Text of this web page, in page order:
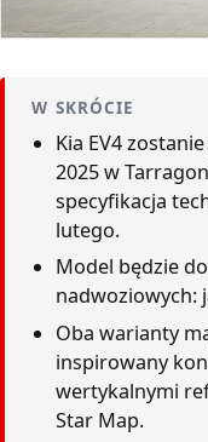
W SKRÓCIE
Kia EV4
2025 w
specyfikacja
lutego.
Model będzie
nadwoziowych:
Oba warianty
inspirowany
wertykalnymi
Star Map.